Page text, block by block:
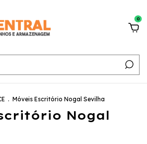
0
. Móveis Escritório Nogal Sevilha
Nogal